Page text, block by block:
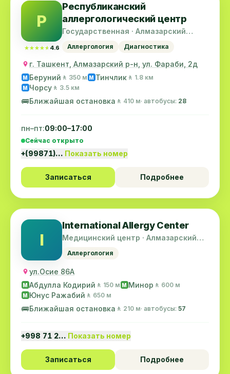
Р
★★★★★
★★★★★ 4.6
Республиканский
аллергологический центр
Государственная · Алмазарский
Аллергология Диагностика
г. Ташкент, Алмазарский р-н, ул. Фараби, 2д
M Беруний 🚶 350 м M Тинчлик 🚶 1.8 км
M Чорсу 🚶 3.5 км
🚌Ближайшая остановка 🚶 410 м· автобусы: 28
пн–пт:09:00–17:00
Сейчас открыто
+(99871)… Показать номер
Записаться Подробнее
I
International Allergy Center
Медицинский центр · Алмазарский
Аллергология
ул.Осие 86А
M Абдулла Кодирий 🚶 150 м M Минор 🚶 600 м
M Юнус Ражабий 🚶 650 м
🚌Ближайшая остановка 🚶 210 м· автобусы: 57
+998 71 2… Показать номер
Записаться Подробнее